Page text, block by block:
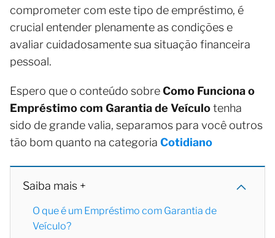
comprometer com este tipo de empréstimo, é
crucial entender plenamente as condições e
avaliar cuidadosamente sua situação financeira
pessoal.
Espero que o conteúdo sobreComo Funciona o
Empréstimo com Garantia de Veículotenha
sido de grande valia, separamos para você outros
tão bom quanto na categoria Cotidiano
Saiba mais +
O que é um Empréstimo com Garantia de
Veículo?